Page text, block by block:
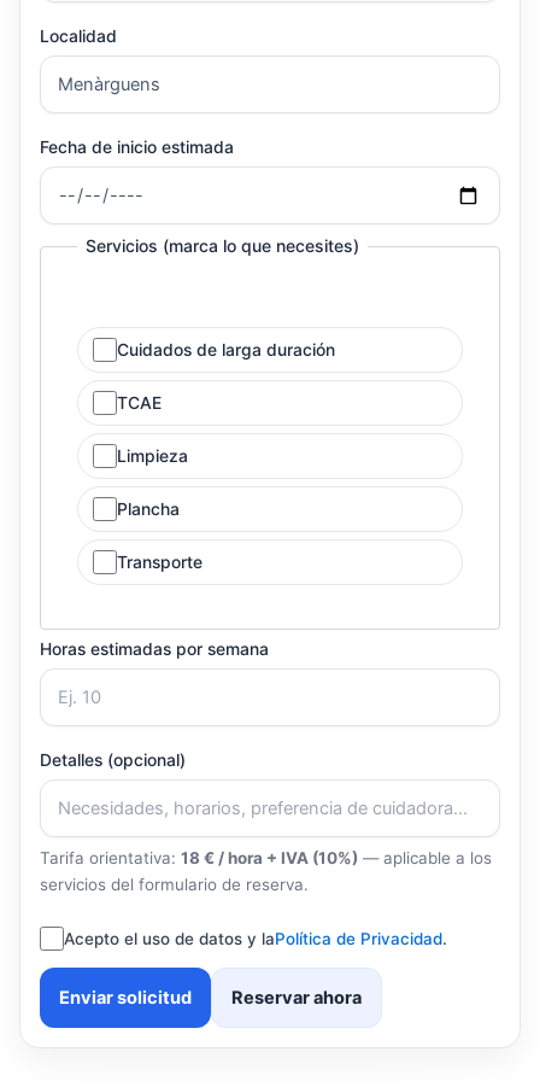
Localidad
Fecha de inicio estimada
Servicios (marca lo que necesites)
Cuidados de larga duración
TCAE
Limpieza
Plancha
Transporte
Horas estimadas por semana
Detalles (opcional)
Tarifa orientativa: 18 € / hora + IVA (10%) — aplicable a los
servicios del formulario de reserva.
Acepto el uso de datos y laPolítica de Privacidad.
Enviar solicitud Reservar ahora